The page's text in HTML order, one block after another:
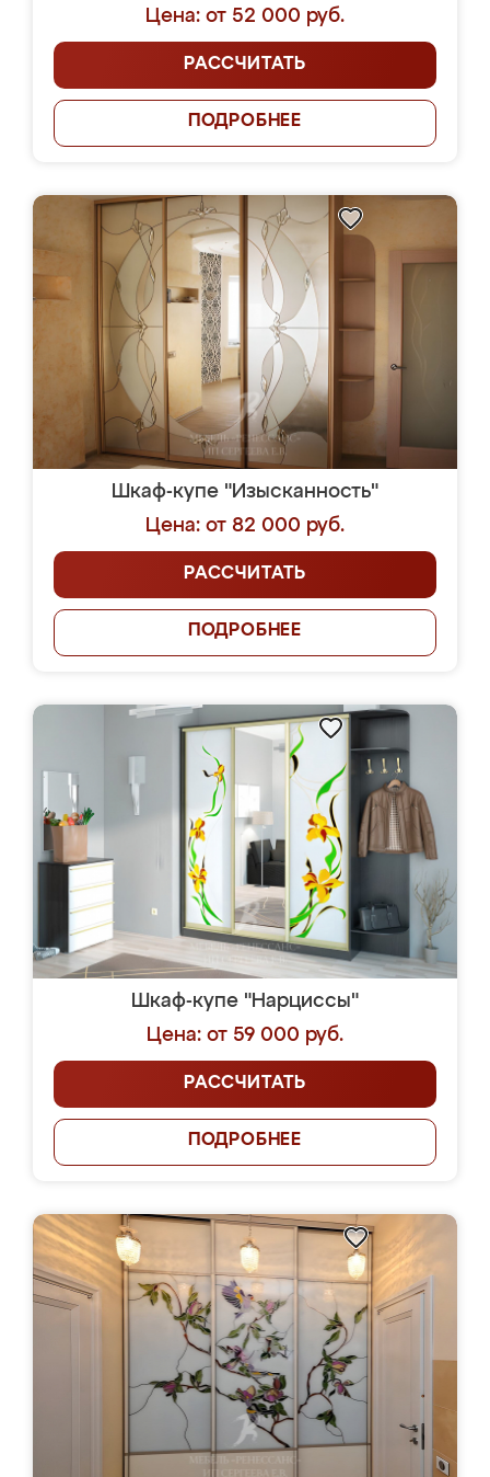
Цена: от 52 000 руб.
РАССЧИТАТЬ
ПОДРОБНЕЕ
Шкаф-купе "Изысканность"
Цена: от 82 000 руб.
РАССЧИТАТЬ
ПОДРОБНЕЕ
Шкаф-купе "Нарциссы"
Цена: от 59 000 руб.
РАССЧИТАТЬ
ПОДРОБНЕЕ